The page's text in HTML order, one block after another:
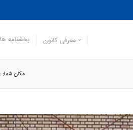
معرفی کانون بخشنامه ها
مکان شما: